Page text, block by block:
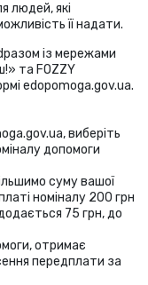
людей, які
її надати.
із мережами
та FOZZY
edopomoga.gov.ua.
виберіть
допомоги
суму вашої
номіналу 200 грн
75 грн, до
отримає
передплати за